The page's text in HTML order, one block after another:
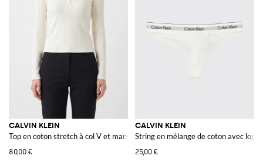
CALVIN KLEIN
Top en coton stretch à col V et manches longues
80,00 €
CALVIN KLEIN
String en mélange de coton avec logo
25,00 €